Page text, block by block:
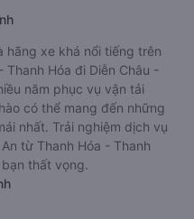
hãng xe khá nổi tiếng trên
Hóa đi Diễn Châu -
năm phục vụ vận tải
có thể mang đến những
nhất. Trải nghiệm dịch vụ
từ Thanh Hóa - Thanh
thất vọng.